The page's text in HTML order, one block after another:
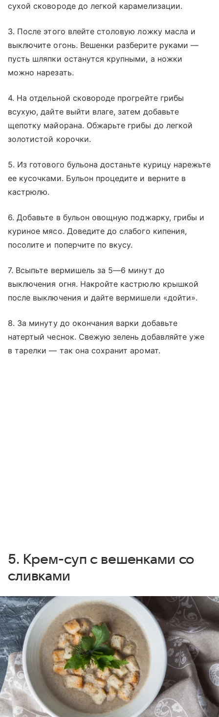
сухой сковороде до легкой карамелизации.
3. После этого влейте столовую ложку масла и
выключите огонь. Вешенки разберите руками —
пусть шляпки останутся крупными, а ножки
можно нарезать.
4. На отдельной сковороде прогрейте грибы
всухую, дайте выйти влаге, затем добавьте
щепотку майорана. Обжарьте грибы до легкой
золотистой корочки.
5. Из готового бульона достаньте курицу нарежьте
ее кусочками. Бульон процедите и верните в
кастрюлю.
6. Добавьте в бульон овощную поджарку, грибы и
куриное мясо. Доведите до слабого кипения,
посолите и поперчите по вкусу.
7. Всыпьте вермишель за 5—6 минут до
выключения огня. Накройте кастрюлю крышкой
после выключения и дайте вермишели «дойти».
8. За минуту до окончания варки добавьте
натертый чеснок. Свежую зелень добавляйте уже
в тарелки — так она сохранит аромат.
5. Крем-суп с вешенками со
сливками